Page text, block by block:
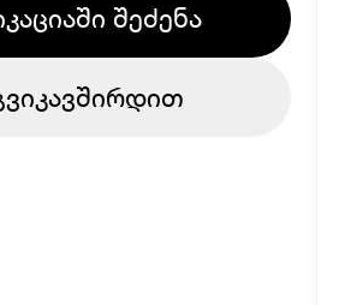
შეძენა